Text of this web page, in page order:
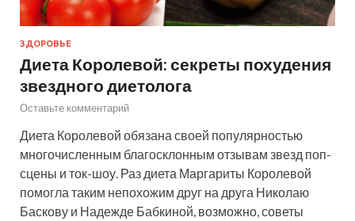
ЗДОРОВЬЕ
Диета Королевой: секреты похудения
звездного диетолога
Оставьте комментарий
Диета Королевой обязана своей популярностью
многочисленным благосклонным отзывам звезд поп-
сцены и ток-шоу. Раз диета Маргариты Королевой
помогла таким непохожим друг на друга Николаю
Баскову и Надежде Бабкиной, возможно, советы